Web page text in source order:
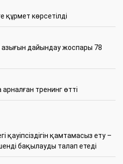
құрмет көрсетілді
дайындау жоспары 78
тренинг өтті
қауіпсіздігін қамтамасыз ету –
бақылауды талап етеді